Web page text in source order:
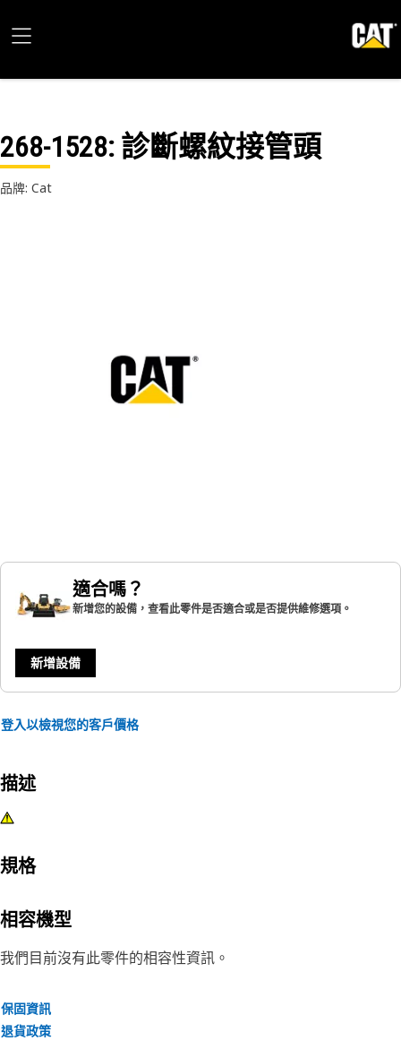
268-1528: 診斷螺紋接管頭
品牌: Cat
適合嗎？
新增您的設備，查看此零件是否適合或是否提供維修選項。
新增設備
登入以檢視您的客戶價格
描述
規格
相容機型
我們目前沒有此零件的相容性資訊。
保固資訊
退貨政策